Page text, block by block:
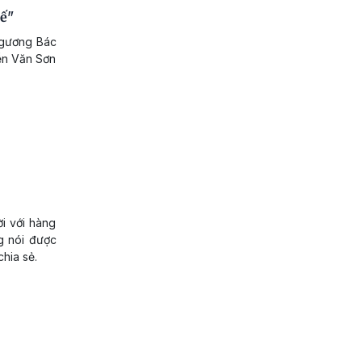
Bác
Văn Sơn
với hàng
nói được
sẻ.